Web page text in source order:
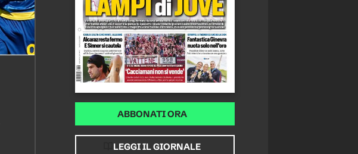
ABBONATI ORA
LEGGI IL GIORNALE